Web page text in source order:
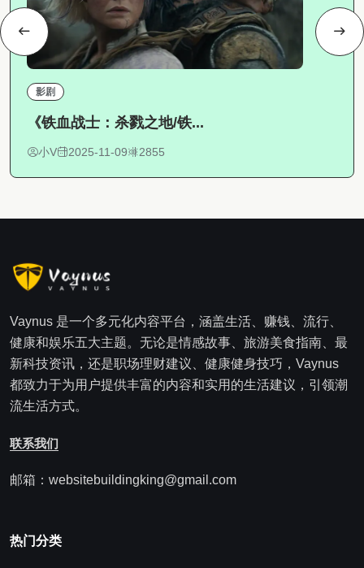
影剧
《铁血战士：杀戮之地/铁...
小V 2025-11-09 2855
Vaynus 是一个多元化内容平台，涵盖生活、赚钱、流行、
健康和娱乐五大主题。无论是情感故事、旅游美食指南、最
新科技资讯，还是职场理财建议、健康健身技巧，Vaynus
都致力于为用户提供丰富的内容和实用的生活建议，引领潮
流生活方式。
联系我们
邮箱：websitebuildingking@gmail.com
热门分类